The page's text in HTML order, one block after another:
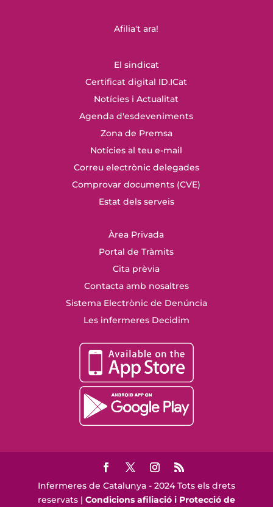
Afilia't ara!
El sindicat
Certificat digital ID.ICat
Notícies i Actualitat
Agenda d'esdeveniments
Zona de Premsa
Notícies al teu e-mail
Correu electrònic delegades
Comprovar documents (CVE)
Estat dels serveis
Àrea Privada
Portal de Tràmits
Cita prèvia
Contacta amb nosaltres
Sistema Electrònic de Denúncia
Les infermeres Decidim
Infermeres de Catalunya - 2024 Tots els drets
reservats | Condicions afiliació i Protecció de